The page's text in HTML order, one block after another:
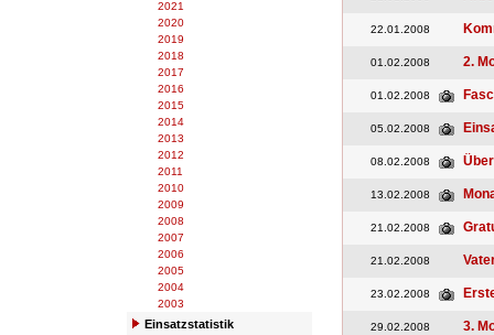
2021
2020
2019
2018
2017
2016
2015
2014
2013
2012
2011
2010
2009
2008
2007
2006
2005
2004
2003
Einsatzstatistik
22.01.2008
01.02.2008 2.
01.02.2008
05.02.2008
08.02.2008
13.02.2008
21.02.2008
21.02.2008
23.02.2008
29.02.2008 3.